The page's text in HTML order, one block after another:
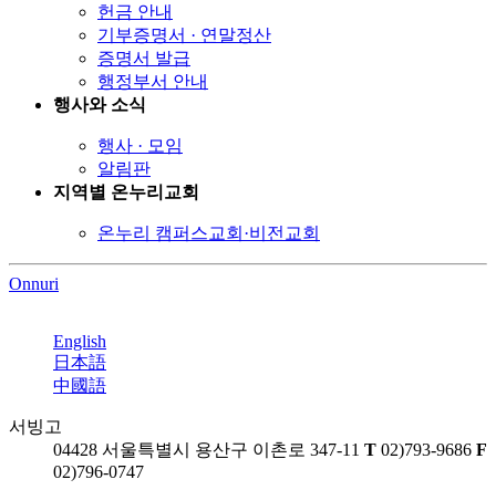
헌금 안내
기부증명서 · 연말정산
증명서 발급
행정부서 안내
행사와 소식
행사 · 모임
알림판
지역별 온누리교회
온누리 캠퍼스교회·비전교회
Onnuri
English
日本語
中國語
서빙고
04428 서울특별시 용산구 이촌로 347-11 T 02)793-9686 F
02)796-0747